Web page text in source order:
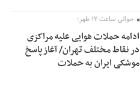
حوالی ساعت ۱۲ ظهر؛
ادامه حملات هوایی علیه مراکزی
در نقاط مختلف تهران/ آغاز پاسخ
موشکی ایران به حملات